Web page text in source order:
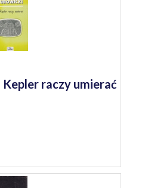
raczy umierać